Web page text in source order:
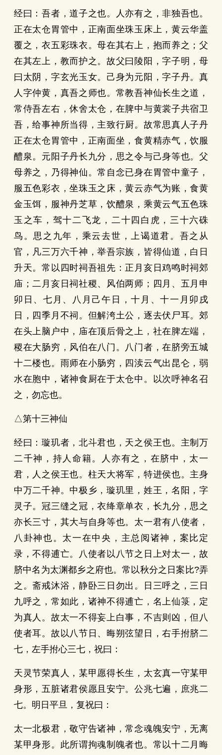
经曰：吾者，道子之也。人亦有之，非独吾也。
正在太仓胃管中，正南面坐珠玉床上，黄云华盖
覆之，衣五彩珠衣。母在其右上，抱而养之；父
在其左上，教而护之。故父曰陵阳，字子明，母
曰太阴，字玄光玉女。己身为元阳，字子丹。真
人字仲黄，真吾之师也。常教吾神仙长生之道，
常侍吾左右，休舍太仓，在脾中与黄裳子共宿卫
吾，给事神所当得，主致行厨。故常思真人子丹
正在太仓胃管中，正南面坐，食黄精赤气，饮服
醴泉。元阳子丹长九分，思之令与己身等也。父
母养之，乃得神仙。常自念已身在胃管中童子，
服五色彩衣，坐珠玉之床，黄云赤气为账，食黄
金玉饵，服神丹芝草，饮醴泉，乘黄云气五色珠
玉之车，驾十二飞龙，二十四白虎，三十六硃
鸟。思之九年，乘云去世，上谒道君。吾之从
官，凡三万六千神，举吾宗族，皆得仙道，白日
升天。常以四时祠吾祖先：正月亥日鸡鸣时祠郊
庙；二月亥日祠社稷、风伯两师；四月、五月申
卯日、七月、八月己午日，十月、十一月卯戌
日，四季月不祠。但解洿土公，逐去伏尸耳。郊
在头上脑户中，庙在顶后骨之上，社在脾左端，
稷在大肠穷，风伯在八门。八门者，在脐旁五城
十二楼也。雨师在小肠穷，四渎云气出昆仑，弱
水在胞中，诸神食厨在于太仓中。以次呼神名召
之，勿忘也。
△第十三神仙
经曰：璇玑者，北斗君也，天之侯王也。主制万
二千神，持人命籍。人亦有之，在脐中，太一
君，人之侯王也。柱天大将军，特进侯也。主身
中万二千神。中极乡，璇玑里，姓王，名阳，字
灵子。冠三缝之冠，衣绛章单衣，长九分，思之
亦长三寸，其大与自身等也。太一君有八使者，
八卦神也。太一在中央，主总阅诸神，案比定
录，不得逋亡。八使者以八节之日上对太一，故
脐中名为太渊都乡之府也。常以秋分之日案比?弄
之。斋戒沐浴，静卧三日勿出。日三呼之，三日
九呼之，常如此，诸神不得逋亡，名上仙箓，定
为真人。故太一不得妄上白事，不吉则凶，但八
使者耳。故以八节日、晦朔弦望日，右手拊脐二
七，左手拊心三七，祝曰：
天灵节荣真人，某甲愿得长生，太玄真一守某甲
身形，五脏诸君侯愿且安宁。公兆七遍，庶兆二
七。明日平旦，复祝曰：
太一北极君，敬守告诸神，常念魂魄安宁，无离
某甲身形。此所谓拘魂制魄者也。常以十二月晦